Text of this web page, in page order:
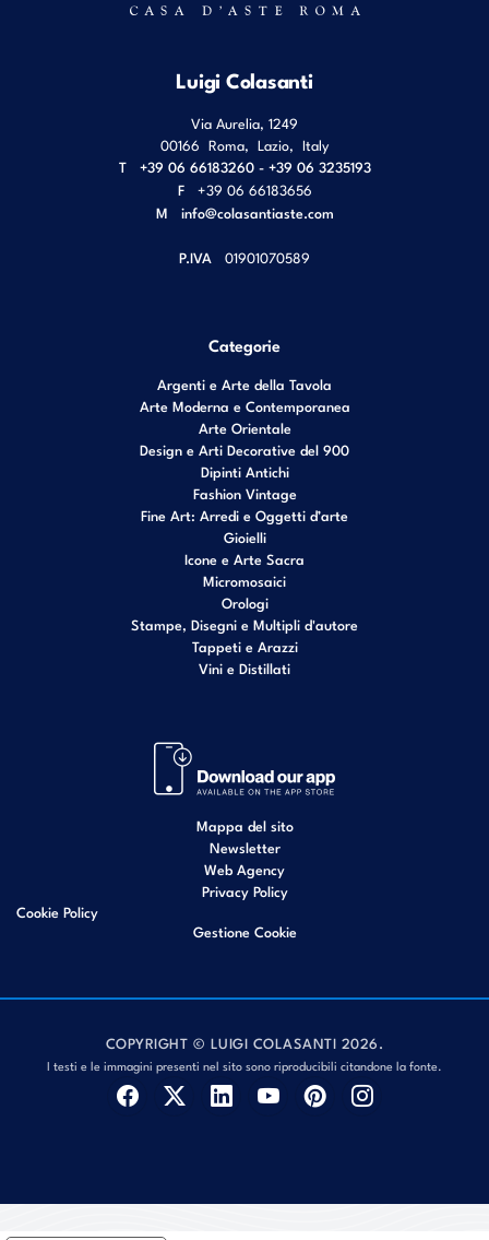
Luigi Colasanti
Via Aurelia, 1249
00166 Roma Lazio Italy
T
+39 06 66183260 - +39 06 3235193
F
+39 06 66183656
M info@colasantiaste.com
P.IVA 01901070589
Categorie
Argenti e Arte della Tavola
Arte Moderna e Contemporanea
Arte Orientale
Design e Arti Decorative del 900
Dipinti Antichi
Fashion Vintage
Fine Art: Arredi e Oggetti d’arte
Gioielli
Icone e Arte Sacra
Micromosaici
Orologi
Stampe, Disegni e Multipli d'autore
Tappeti e Arazzi
Vini e Distillati
Mappa del sito
Newsletter
Web Agency
Privacy Policy
Cookie Policy
Gestione Cookie
COPYRIGHT © LUIGI COLASANTI 2026.
I testi e le immagini presenti nel sito sono riproducibili citandone la fonte.